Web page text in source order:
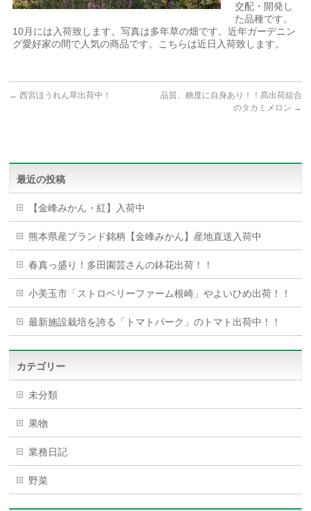
交配・開発し
た品種です。
10月には入荷致します。写真は多年草の畑です。近年ガーデニン
グ愛好家の間で人気の商品です。こちらは近日入荷致します。
← 西宮ほうれん草出荷中！
品質、糖度に自身あり！！髙出荷組合
のタカミメロン →
最近の投稿
【金峰みかん・紅】入荷中
熊本県産ブランド銘柄【金峰みかん】産地直送入荷中
春真っ盛り！多田園芸さんの鉢花出荷！！
小美玉市「ストロベリーファーム根崎」やよいひめ出荷！！
最新施設栽培を誇る「トマトパーク」のトマト出荷中！！
カテゴリー
未分類
果物
業務日記
野菜